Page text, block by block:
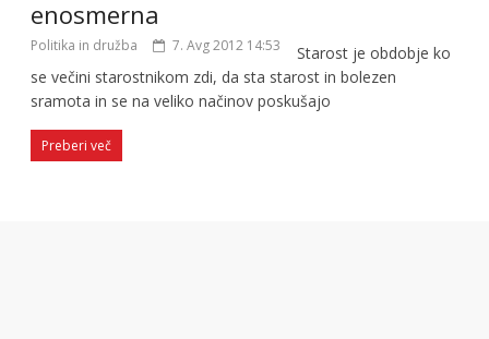
enosmerna
Politika in družba 7. Avg 2012 14:53
Starost je obdobje ko
se večini starostnikom zdi, da sta starost in bolezen
sramota in se na veliko načinov poskušajo
Preberi več